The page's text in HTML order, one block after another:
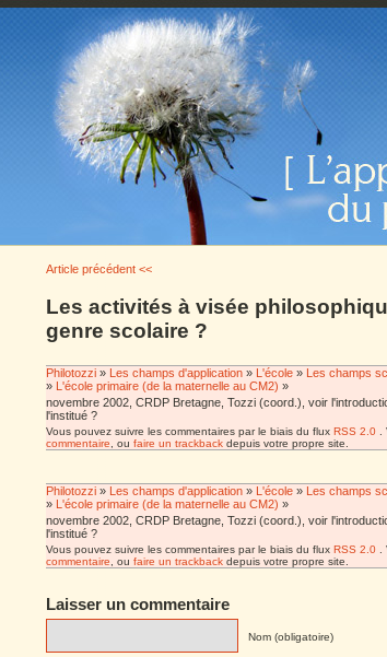
Article précédent <<
Les activités à visée
genre scolaire ?
Philotozzi » Les champs d'application » L'école » Les champs
» L'école primaire (de la maternelle au CM2) »
novembre 2002, CRDP Bretagne, Tozzi (coord.), voir
l'institué ?
Vous pouvez suivre les commentaires par le biais du flux RSS 2.0 .
commentaire , ou faire un trackback depuis votre propre site.
Philotozzi » Les champs d'application » L'école » Les champs
» L'école primaire (de la maternelle au CM2) »
novembre 2002, CRDP Bretagne, Tozzi (coord.), voir
l'institué ?
Vous pouvez suivre les commentaires par le biais du flux RSS 2.0 .
commentaire , ou faire un trackback depuis votre propre site.
Laisser un commentaire
Nom (obligatoire)